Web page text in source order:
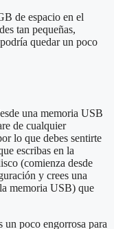
de espacio en el
tan pequeñas,
quedar un poco
una memoria USB
de cualquier
lo que debes sentirte
escribas en la
(comienza desde
y crees una
memoria USB) que
un poco engorrosa para